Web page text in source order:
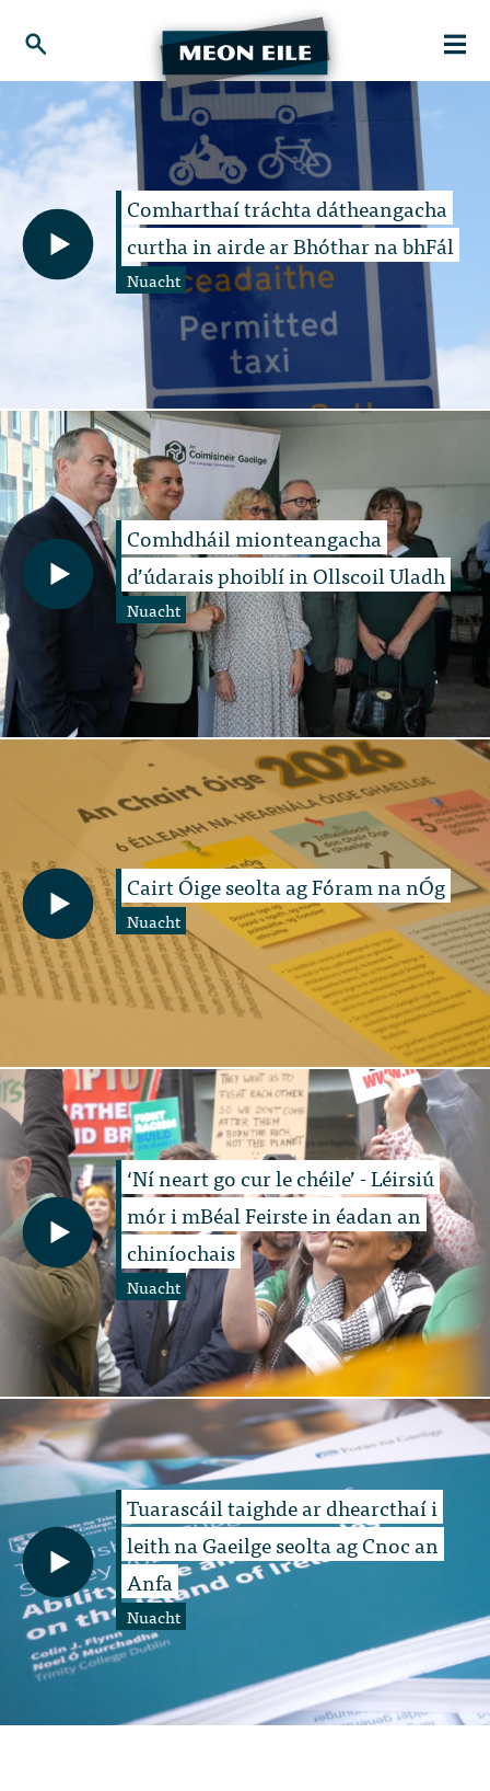
Comharthaí tráchta dátheangacha
curtha in airde ar Bhóthar na bhFál
Nuacht
Comhdháil mionteangacha
d’údarais phoiblí in Ollscoil Uladh
Nuacht
Cairt Óige seolta ag Fóram na nÓg
Nuacht
‘Ní neart go cur le chéile’ - Léirsiú
mór i mBéal Feirste in éadan an
chiníochais
Nuacht
Tuarascáil taighde ar dhearcthaí i
leith na Gaeilge seolta ag Cnoc an
Anfa
Nuacht